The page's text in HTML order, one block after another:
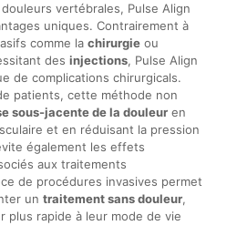
vertébrales, Pulse Align
uniques. Contrairement à
comme la chirurgieou
des injections, Pulse Align
de complications chirurgicals.
patients, cette méthode non
sous-jacente de la douleuren
et en réduisant la pression
également les effets
aux traitements
de procédures invasives permet
un traitement sans douleur,
plus rapide à leur mode de vie